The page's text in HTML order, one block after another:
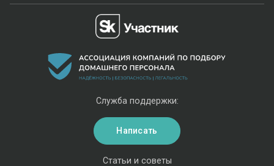
Статьи и советы
Служба поддержки:
Написать